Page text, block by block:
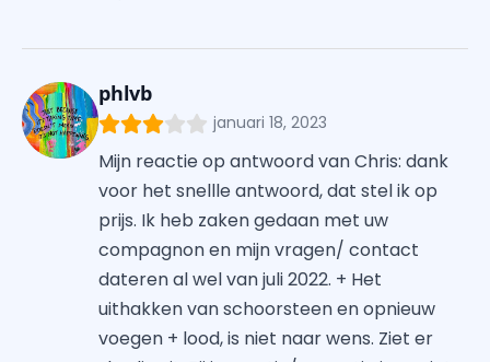
phlvb
januari 18, 2023
Mijn reactie op antwoord van Chris: dank
voor het snellle antwoord, dat stel ik op
prijs. Ik heb zaken gedaan met uw
compagnon en mijn vragen/ contact
dateren al wel van juli 2022. + Het
uithakken van schoorsteen en opnieuw
voegen + lood, is niet naar wens. Ziet er